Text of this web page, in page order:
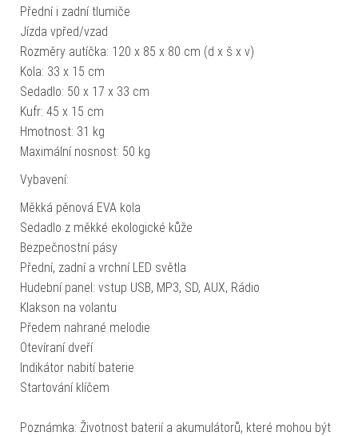
Přední i zadní tlumiče
Jízda vpřed/vzad
Rozměry autíčka: 120 x 85 x 80 cm (d x š x v)
Kola: 33 x 15 cm
Sedadlo: 50 x 17 x 33 cm
Kufr: 45 x 15 cm
Hmotnost: 31 kg
Maximální nosnost: 50 kg
Vybavení:
Měkká pěnová EVA kola
Sedadlo z měkké ekologické kůže
Bezpečnostní pásy
Přední, zadní a vrchní LED světla
Hudební panel: vstup USB, MP3, SD, AUX, Rádio
Klakson na volantu
Předem nahrané melodie
Otevíraní dveří
Indikátor nabití baterie
Startování klíčem
Poznámka: Životnost baterií a akumulátorů, které mohou být